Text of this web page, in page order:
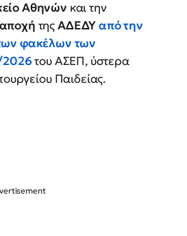
Αθηνών και την
τηςΑΔΕΔΥαπό την
φακέλων των
2026του ΑΣΕΠ, ύστερα
Παιδείας.